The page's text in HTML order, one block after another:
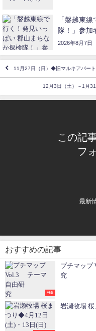
「磐越東
隊！」参加
2026年8月7日
11月27日（日）◆旧マルキアパー
12月3日（土）～1月
この記
フ
最新
おすすめの記事
特集
プチマッ
岩瀬牧場